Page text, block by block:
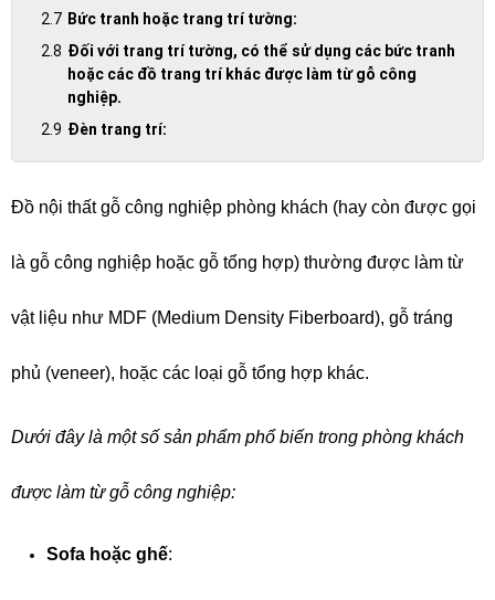
Bức tranh hoặc trang trí tường:
Đối với trang trí tường, có thể sử dụng các bức tranh
hoặc các đồ trang trí khác được làm từ gỗ công
nghiệp.
Đèn trang trí:
Đồ nội thất gỗ công nghiệp phòng khách (hay còn được gọi
là gỗ công nghiệp hoặc gỗ tổng hợp) thường được làm từ
vật liệu như MDF (Medium Density Fiberboard), gỗ tráng
phủ (veneer), hoặc các loại gỗ tổng hợp khác.
Dưới đây là một số sản phẩm phổ biến trong phòng khách
được làm từ gỗ công nghiệp:
Sofa hoặc ghế: